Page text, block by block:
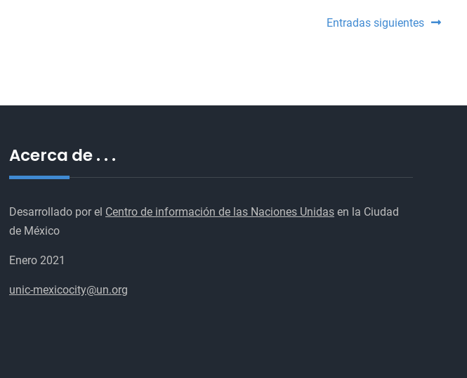
en
SeguridadEntradas siguientes
Acerca de . . .
Desarrollado por el Centro de información de las Naciones Unidas en la Ciudad
de México
Enero 2021
unic-mexicocity@un.org